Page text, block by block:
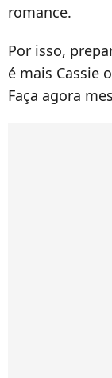
romance.
Por isso,
é mais Cassie
Faça agora